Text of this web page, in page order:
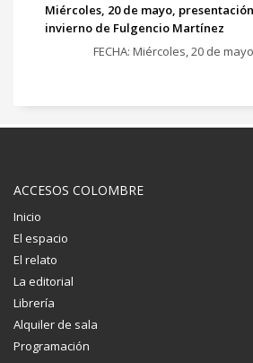
Miércoles, 20 de mayo,
invierno de Fulgencio Martínez
FECHA: Miércoles, 20 de
ACCESOS COLOMBRE
Inicio
El espacio
El relato
La editorial
Librería
Alquiler de sala
Programación